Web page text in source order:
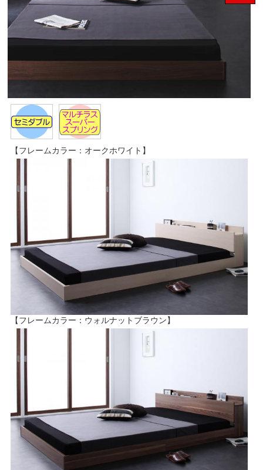
【フレームカラー：オークホワイト】
【フレームカラー：ウォルナットブラウン】